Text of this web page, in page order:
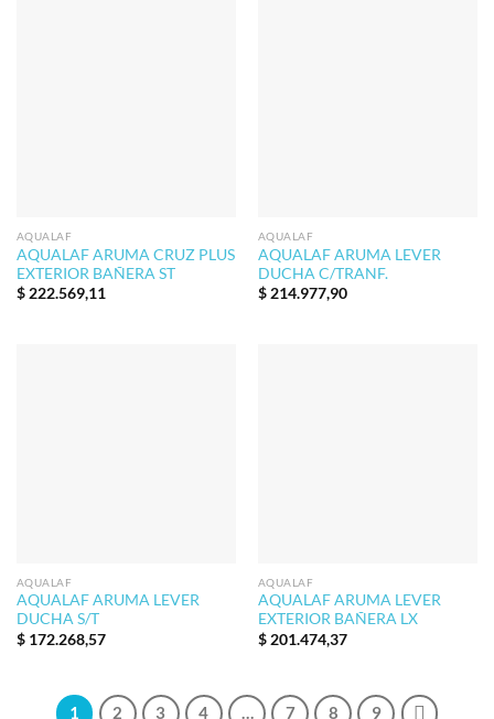
AQUALAF
AQUALAF ARUMA CRUZ PLUS
EXTERIOR BAÑERA ST
$222.569,11
AQUALAF
AQUALAF ARUMA LEVER
DUCHA C/TRANF.
$214.977,90
AQUALAF
AQUALAF ARUMA LEVER
DUCHA S/T
$172.268,57
AQUALAF
AQUALAF ARUMA LEVER
EXTERIOR BAÑERA LX
$201.474,37
1 2 3 4 … 7 8 9